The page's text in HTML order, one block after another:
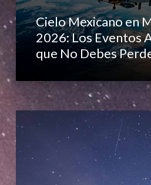
Cielo Mexicano en
2026: Los Eventos
que No Debes